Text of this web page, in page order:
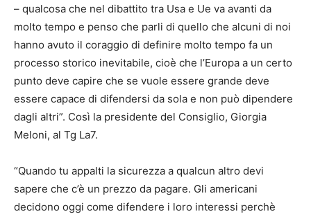
– qualcosa che nel dibattito tra Usa e Ue va avanti da
molto tempo e penso che parli di quello che alcuni di noi
hanno avuto il coraggio di definire molto tempo fa un
processo storico inevitabile, cioè che l’Europa a un certo
punto deve capire che se vuole essere grande deve
essere capace di difendersi da sola e non può dipendere
dagli altri”. Così la presidente del Consiglio, Giorgia
Meloni, al Tg La7.
“Quando tu appalti la sicurezza a qualcun altro devi
sapere che c’è un prezzo da pagare. Gli americani
decidono oggi come difendere i loro interessi perchè